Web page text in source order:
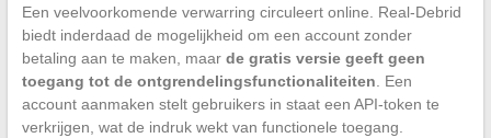
Een veelvoorkomende verwarring circuleert online. Real-Debrid
biedt inderdaad de mogelijkheid om een account zonder
betaling aan te maken, maar de gratis versie geeft geen
toegang tot de ontgrendelingsfunctionaliteiten . Een
account aanmaken stelt gebruikers in staat een API-token te
verkrijgen, wat de indruk wekt van functionele toegang.